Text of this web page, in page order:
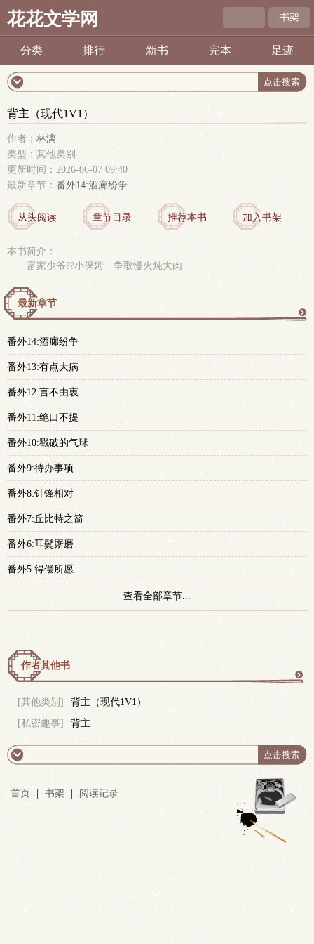
花花文学网 书架
分类 排行 新书 完本 足迹
背主（现代1V1）
作者： 林漓
类型：其他类别
更新时间：2026-06-07 09:40
最新章节： 番外14:酒廊纷争
从头阅读 章节目录 推荐本书 加入书架
本书简介：
富家少爷??小保姆 争取慢火炖大肉
最新章节
番外14:酒廊纷争
番外13:有点大病
番外12:言不由衷
番外11:绝口不提
番外10:戳破的气球
番外9:待办事项
番外8:针锋相对
番外7:丘比特之箭
番外6:耳鬓厮磨
番外5:得偿所愿
查看全部章节...
作者其他书
[其他类别]
背主（现代1V1）
[私密趣事]
背主
首页 书架 阅读记录